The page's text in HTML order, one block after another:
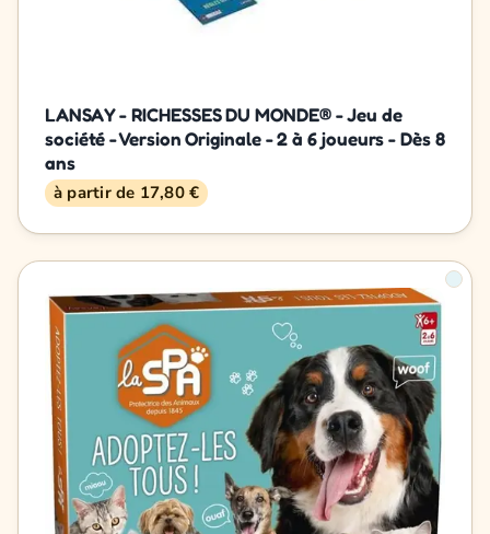
LANSAY - RICHESSES DU MONDE® - Jeu de
société - Version Originale - 2 à 6 joueurs - Dès 8
ans
à partir de 17,80 €